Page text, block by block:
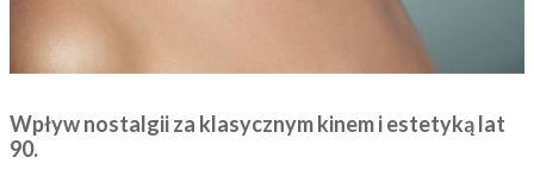
Wpływ nostalgii za klasycznym kinem i estetyką lat
90.